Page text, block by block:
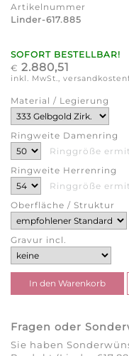
Artikelnummer
Linder-617.885
SOFORT BESTELLBAR!
€ 2.880,51
inkl. MwSt.,
Material / Legierung
Ringweite Damenring
Ringgröße
Ringweite Herrenring
Ringgröße
Oberfläche / Struktur
Gravur incl.
Fragen oder
Sie haben